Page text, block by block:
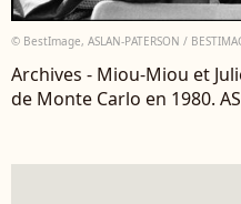
© BestImage, ASLAN-PATERSON /
Archives - Miou-Miou et
de Monte Carlo en 1980.